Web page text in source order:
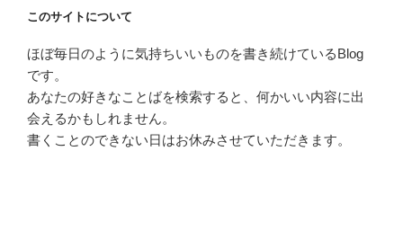
このサイトについて
ほぼ毎日のように気持ちいいものを書き続けているBlog
です。
あなたの好きなことばを検索すると、何かいい内容に出
会えるかもしれません。
書くことのできない日はお休みさせていただきます。